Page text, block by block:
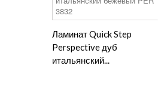
Ламинат Quick Step
Perspective дуб
итальянский...